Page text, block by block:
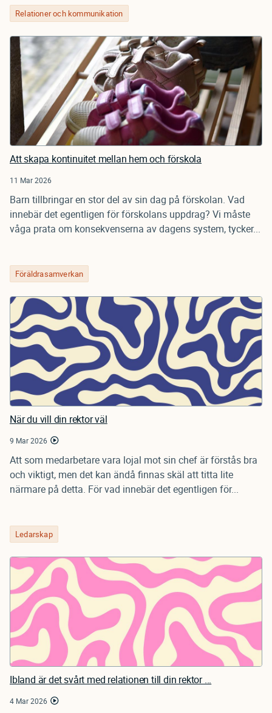
Relationer och kommunikation
Att skapa kontinuitet mellan hem och förskola
11 Mar 2026
Barn tillbringar en stor del av sin dag på förskolan. Vad
innebär det egentligen för förskolans uppdrag? Vi måste
våga prata om konsekvenserna av dagens system, tycker...
Föräldrasamverkan
När du vill din rektor väl
9 Mar 2026
Att som medarbetare vara lojal mot sin chef är förstås bra
och viktigt, men det kan ändå finnas skäl att titta lite
närmare på detta. För vad innebär det egentligen för...
Ledarskap
Ibland är det svårt med relationen till din rektor ...
4 Mar 2026